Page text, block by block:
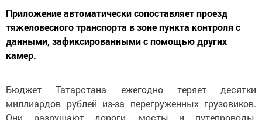
Приложение автоматически сопоставляет проезд
тяжеловесного транспорта в зоне пункта контроля с
данными, зафиксированными с помощью других
камер.
Бюджет Татарстана ежегодно теряет десятки
миллиардов рублей из-за перегруженных грузовиков.
Они разрушают дороги, мосты и путепроводы,